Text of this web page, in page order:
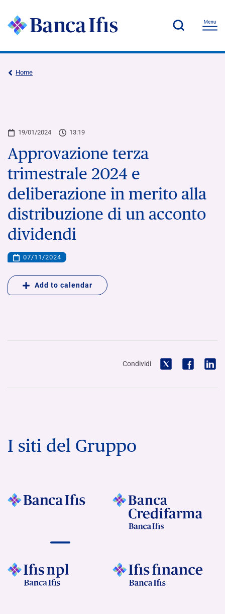
Home
19/01/2024 13:19
Approvazione terza
trimestrale 2024 e
deliberazione in merito alla
distribuzione di un acconto
dividendi
07/11/2024
Add to calendar
Condividi
I siti del Gruppo